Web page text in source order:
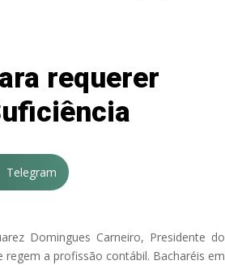
requerer
Telegram
Domingues Carneiro, Presidente do
regem a profissão contábil. Bacharéis em